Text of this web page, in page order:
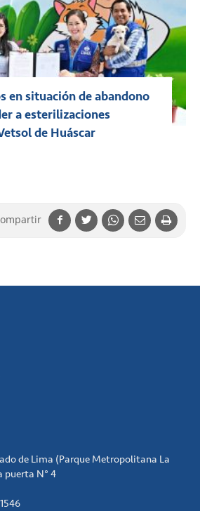
en situación de abandono
a esterilizaciones
de Huáscar
de Lima (Parque Metropolitana La
puerta N° 4